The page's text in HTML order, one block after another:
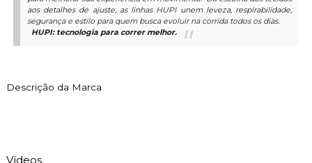
aos detalhes de ajuste, as linhas HUPI unem leveza, respirabilidade,
segurança e estilo para quem busca evoluir na corrida todos os dias.
HUPI: tecnologia para correr melhor.
Descrição da Marca
Vídeos